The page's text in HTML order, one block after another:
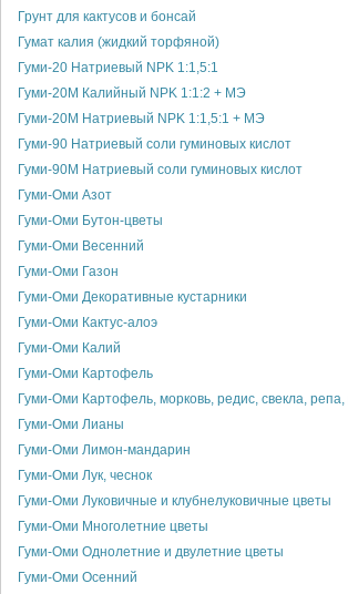
Грунт для кактусов и бонсай
Гумат калия (жидкий торфяной)
Гуми-20 Натриевый NPK 1:1,5:1
Гуми-20М Калийный NPK 1:1:2 + МЭ
Гуми-20М Натриевый NPK 1:1,5:1 + МЭ
Гуми-90 Натриевый соли гуминовых кислот
Гуми-90М Натриевый соли гуминовых кислот
Гуми-Оми Азот
Гуми-Оми Бутон-цветы
Гуми-Оми Весенний
Гуми-Оми Газон
Гуми-Оми Декоративные кустарники
Гуми-Оми Кактус-алоэ
Гуми-Оми Калий
Гуми-Оми Картофель
Гуми-Оми Картофель, морковь, редис, свекла, репа,
Гуми-Оми Лианы
Гуми-Оми Лимон-мандарин
Гуми-Оми Лук, чеснок
Гуми-Оми Луковичные и клубнелуковичные цветы
Гуми-Оми Многолетние цветы
Гуми-Оми Однолетние и двулетние цветы
Гуми-Оми Осенний